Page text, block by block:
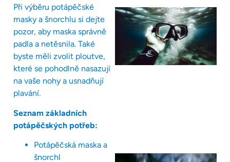
Při výběru potápěčské
masky a šnorchlu si dejte
pozor, aby maska správně
padla a netěsnila. Také
byste měli zvolit ploutve,
které se pohodlně nasazují
na vaše nohy a usnadňují
plavání.
Seznam základních
potápěčských potřeb:
Potápěčská maska a
šnorchl